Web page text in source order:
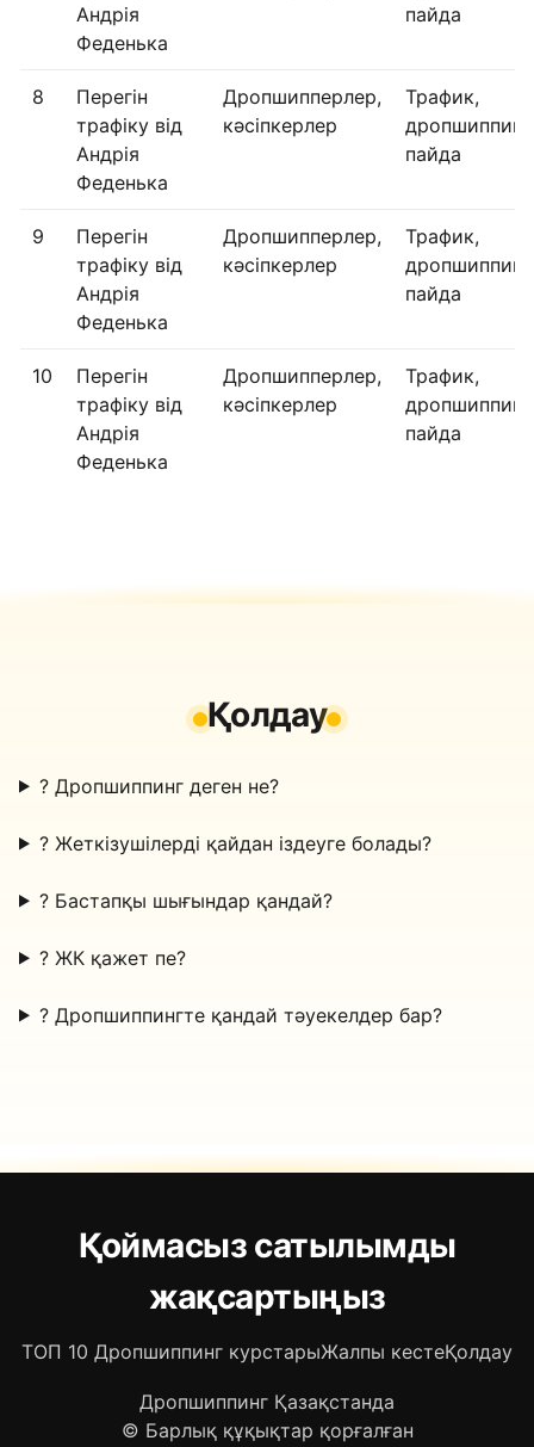
Андрія
Феденька
пайда
8
Перегін
трафіку від
Андрія
Феденька
Дропшипперлер,
кәсіпкерлер
Трафик,
дропшиппинг,
пайда
9
Перегін
трафіку від
Андрія
Феденька
Дропшипперлер,
кәсіпкерлер
Трафик,
дропшиппинг,
пайда
10
Перегін
трафіку від
Андрія
Феденька
Дропшипперлер,
кәсіпкерлер
Трафик,
дропшиппинг,
пайда
Қолдау
?Дропшиппинг деген не?
?Жеткізушілерді қайдан іздеуге болады?
?Бастапқы шығындар қандай?
?ЖК қажет пе?
?Дропшиппингте қандай тәуекелдер бар?
Қоймасыз сатылымды
жақсартыңыз
ТОП 10 Дропшиппинг курстарыЖалпы кестеҚолдау
Дропшиппинг Қазақстанда
© Барлық құқықтар қорғалған